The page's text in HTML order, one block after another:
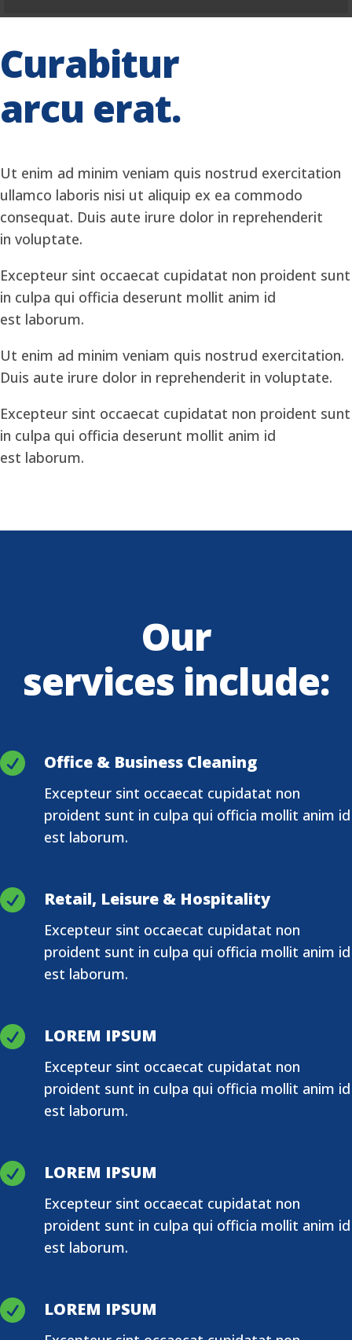
Curabitur
arcu erat.
Ut enim ad minim veniam quis nostrud exercitation
ullamco laboris nisi ut aliquip ex ea commodo
consequat. Duis aute irure dolor in reprehenderit
in voluptate.
Excepteur sint occaecat cupidatat non proident sunt
in culpa qui officia deserunt mollit anim id
est laborum.
Ut enim ad minim veniam quis nostrud exercitation.
Duis aute irure dolor in reprehenderit in voluptate.
Excepteur sint occaecat cupidatat non proident sunt
in culpa qui officia deserunt mollit anim id
est laborum.
Our
services include:
 Office & Business Cleaning
Excepteur sint occaecat cupidatat non
proident sunt in culpa qui officia mollit anim id
est laborum.
 Retail, Leisure & Hospitality
Excepteur sint occaecat cupidatat non
proident sunt in culpa qui officia mollit anim id
est laborum.
 LOREM IPSUM
Excepteur sint occaecat cupidatat non
proident sunt in culpa qui officia mollit anim id
est laborum.
 LOREM IPSUM
Excepteur sint occaecat cupidatat non
proident sunt in culpa qui officia mollit anim id
est laborum.
 LOREM IPSUM